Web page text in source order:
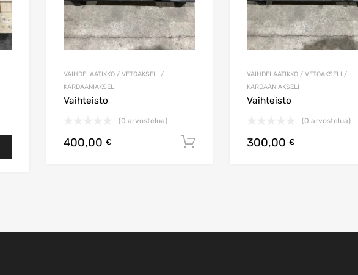
VAIHDELAATIKKO / VETOAKSELI /
KARDAANIAKSELI
Vaihteisto
(0 arvostelua)
400,00 € Lisää ostoskoriin
VAIHDELAATIKKO / VETOAKSELI /
KARDAANIAKSELI
Vaihteisto
(0 arvostelua)
300,00 €